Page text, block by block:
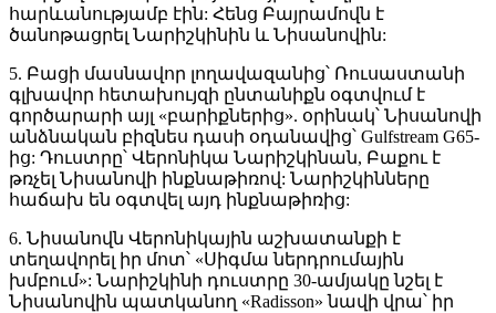
հարևանությամբ էին: Հենց Բայրամովն է
ծանոթացրել Նարիշկինին և Նիսանովին:
5. Բացի մասնավոր լողավազանից՝ Ռուսաստանի
գլխավոր հետախույզի ընտանիքն օգտվում է
գործարարի այլ «բարիքներից». օրինակ՝ Նիսանովի
անձնական բիզնես դասի օդանավից՝ Gulfstream G65-
ից: Դուստրը՝ Վերոնիկա Նարիշկինան, Բաքու է
թռչել Նիսանովի ինքնաթիռով: Նարիշկինները
հաճախ են օգտվել այդ ինքնաթիռից:
6. Նիսանովն Վերոնիկային աշխատանքի է
տեղավորել իր մոտ՝ «Սիգմա ներդրումային
խմբում»: Նարիշկինի դուստրը 30-ամյակը նշել է
Նիսանովին պատկանող «Radisson» նավի վրա՝ իր